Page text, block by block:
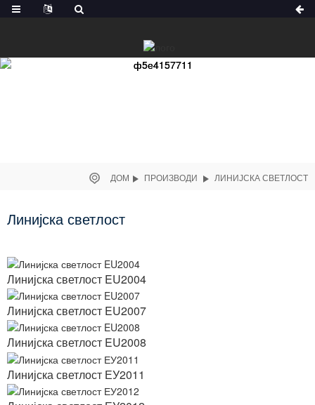
ДОМ ПРОИЗВОДИ ЛИНИЈСКА СВЕТЛОСТ
Линијска светлост
Линијска светлост EU2004
Линијска светлост EU2007
Линијска светлост EU2008
Линијска светлост ЕУ2011